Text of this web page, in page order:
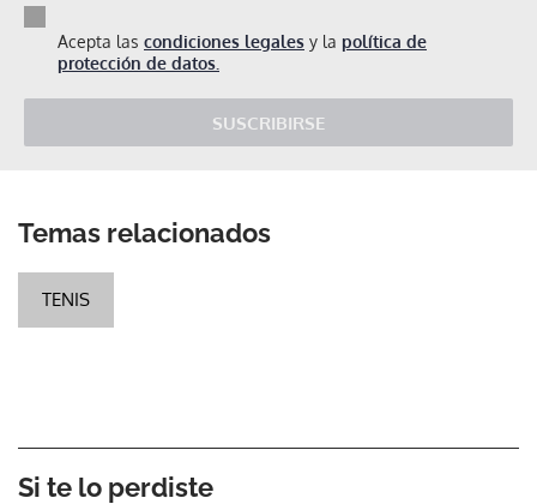
Acepta las condiciones legales y la política de
protección de datos.
SUSCRIBIRSE
Temas relacionados
TENIS
Si te lo perdiste